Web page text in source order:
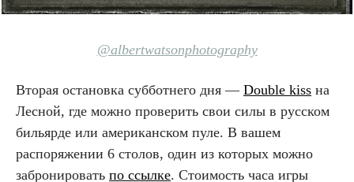
@albertwatsonphotography
Вторая остановка субботнего дня — Double kiss на
Лесной, где можно проверить свои силы в русском
бильярде или американском пуле. В вашем
распоряжении 6 столов, один из которых можно
забронировать по ссылке. Стоимость часа игры